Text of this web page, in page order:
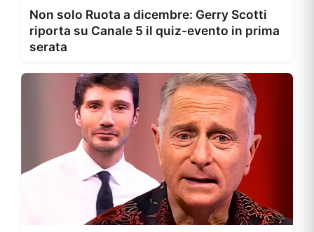
Non solo Ruota a dicembre: Gerry Scotti
riporta su Canale 5 il quiz-evento in prima
serata